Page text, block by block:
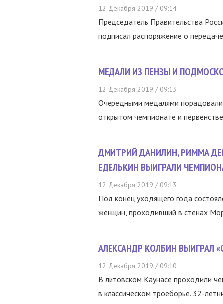
12 Декабря 2019 / 09:14
Председатель Правительства
подписал распоряжение о
МЕДАЛИ ИЗ ПЕНЗЫ И
12 Декабря 2019 / 09:13
Очередными медалями
открытом чемпионате и
ДМИТРИЙ ДАНИЛИН, РИММА
ЕДЕЛЬКИН ВЫИГРАЛИ
12 Декабря 2019 / 09:13
Под конец уходящего года
женщин, проходивший в стенах
АЛЕКСАНДР КОЛБИН ВЫИГРАЛ
12 Декабря 2019 / 09:10
В литовском Каунасе проходили
в классическом троеборье. 32-